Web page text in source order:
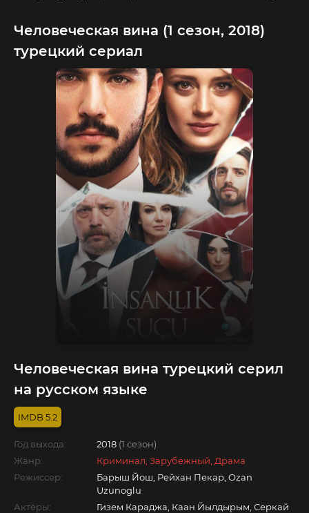
Человеческая вина (1 сезон, 2018)
турецкий сериал
Человеческая вина турецкий серил
на русском языке
5.2
Год выхода: 2018 (1 сезон)
Жанр:
Криминал, Зарубежный, Драма
Режиссер:
Барыш Йош, Рейхан Пекар, Ozan
Uzunoglu
Актёры:
Гизем Караджа, Каан Йылдырым, Серкай